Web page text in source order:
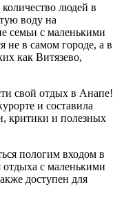
людей в
воду на
семьи с маленькими
не в самом городе, а в
как Витязево,
свой отдых в Анапе!
и составила
критики и полезных
пологим входом в
отдыха с маленькими
доступен для